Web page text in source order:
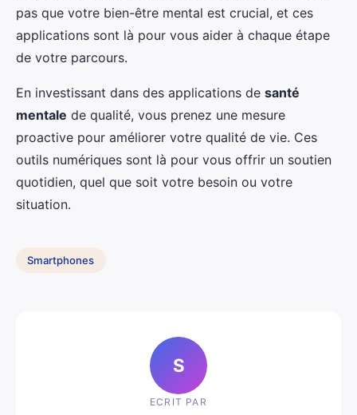
pas que votre bien-être mental est crucial, et ces
applications sont là pour vous aider à chaque étape
de votre parcours.
En investissant dans des applications de santé
mentale de qualité, vous prenez une mesure
proactive pour améliorer votre qualité de vie. Ces
outils numériques sont là pour vous offrir un soutien
quotidien, quel que soit votre besoin ou votre
situation.
Smartphones
S
ECRIT PAR